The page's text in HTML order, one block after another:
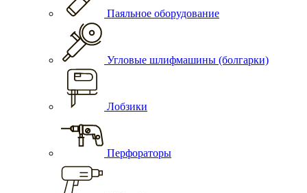
Паяльное оборудование
Угловые шлифмашины (болгарки)
Лобзики
Перфораторы